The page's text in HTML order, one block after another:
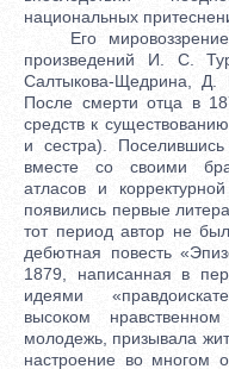
национальных
Его мировоззрение
произведений И. С.
Салтыкова-Щедрина,
После смерти отца в
средств к
и сестра).
вместе со своими
атласов и
появились первые
тот период автор не
дебютная повесть
1879, написанная в
идеями
высоком
молодежь, призывала
настроение во многом